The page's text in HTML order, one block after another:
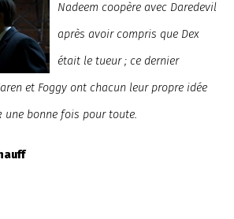
Nadeem coopère avec Daredevil
après avoir compris que Dex
était le tueur ; ce dernier
et Foggy ont chacun leur propre idée
une bonne fois pour toute.